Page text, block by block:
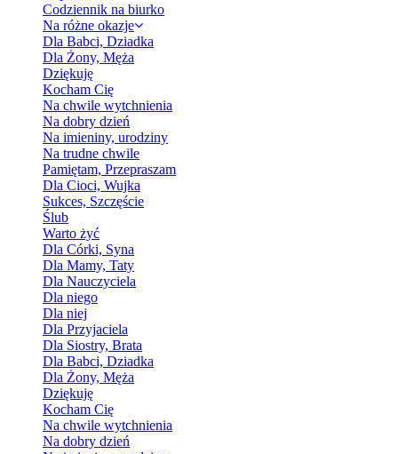
Codziennik na biurko
Na różne okazje
Dla Babci, Dziadka
Dla Żony, Męża
Dziękuję
Kocham Cię
Na chwile wytchnienia
Na dobry dzień
Na imieniny, urodziny
Na trudne chwile
Pamiętam, Przepraszam
Dla Cioci, Wujka
Sukces, Szczęście
Ślub
Warto żyć
Dla Córki, Syna
Dla Mamy, Taty
Dla Nauczyciela
Dla niego
Dla niej
Dla Przyjaciela
Dla Siostry, Brata
Dla Babci, Dziadka
Dla Żony, Męża
Dziękuję
Kocham Cię
Na chwile wytchnienia
Na dobry dzień